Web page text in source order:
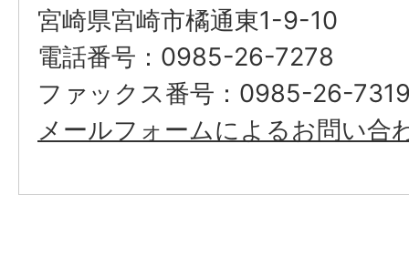
宮崎県宮崎市橘通東1-9-10
電話番号：0985-26-7278
ファックス番号：0985-26-
メールフォームによるお問い合